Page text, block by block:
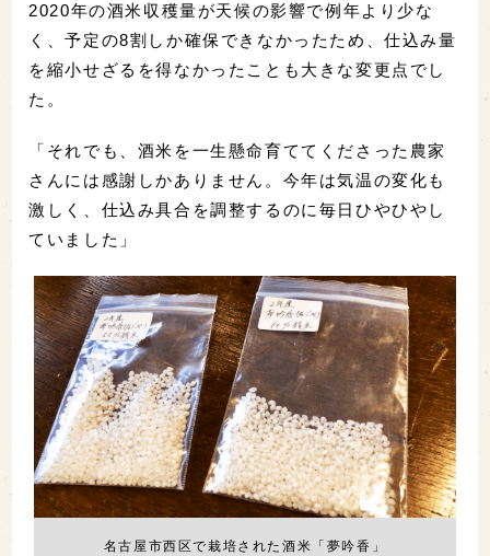
2020年の酒米収穫量が天候の影響で例年より少な
く、予定の8割しか確保できなかったため、仕込み量
を縮小せざるを得なかったことも大きな変更点でし
た。
「それでも、酒米を一生懸命育ててくださった農家
さんには感謝しかありません。今年は気温の変化も
激しく、仕込み具合を調整するのに毎日ひやひやし
ていました」
名古屋市西区で栽培された酒米「夢吟香」